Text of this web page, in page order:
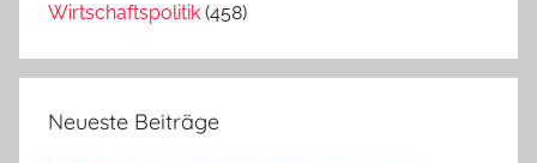
Wirtschaftspolitik (458)
Neueste Beiträge